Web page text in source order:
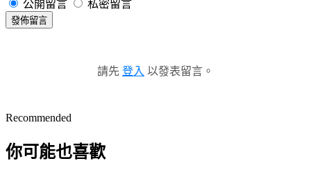
公開留言 私密留言
發佈留言
請先 登入 以發表留言。
Recommended
你可能也喜歡